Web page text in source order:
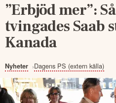
”Erbjöd mer”:
tvingades Saab
Kanada
Nyheter Dagens PS (extern källa)